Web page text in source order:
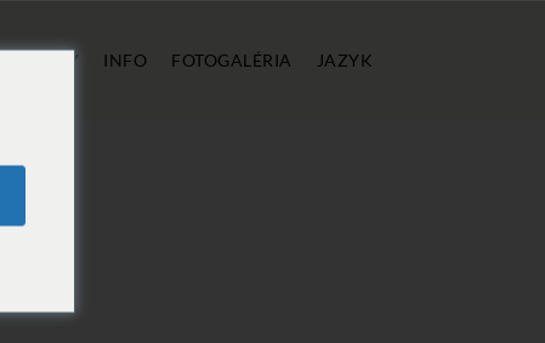
CENY INFO FOTOGALÉRIA JAZYK